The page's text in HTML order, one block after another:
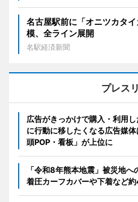
名古屋駅前に「オニツカタ
模、全ライン展開
名駅経済新聞
プレス
広告がきっかけで購入・利用
に行動に移したくなる広告媒
頭POP・看板」が上位に
「令和8年熊本地震」被災地
着圧カーフカバーや下着など